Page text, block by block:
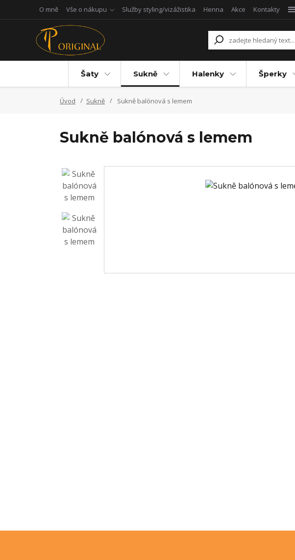
O mně Vše o nákupu Služby styling/vizážistika Henna Akce Kontakty
Šaty Sukně Halenky Šperky
Úvod Sukně Sukně balónová s lemem
Sukně balónová s lemem